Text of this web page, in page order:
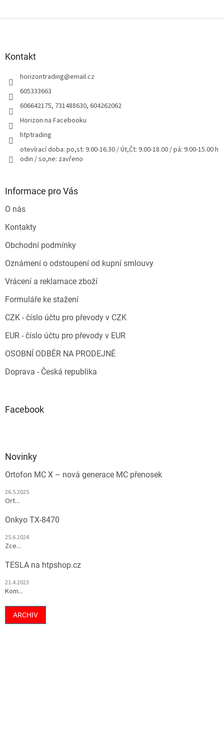
Kontakt
horizontrading@email.cz
605333663
606642175, 731488630, 604262062
Horizon na Facebooku
htptrading
otevírací doba: po,st: 9.00-16.30 / Út,Čt: 9.00-18.00 / pá: 9.00-15.00 h
odin / so,ne: zavřeno
Informace pro Vás
O nás
Kontakty
Obchodní podmínky
Oznámení o odstoupení od kupní smlouvy
Vrácení a reklamace zboží
Formuláře ke stažení
CZK - číslo účtu pro převody v CZK
EUR - číslo účtu pro převody v EUR
OSOBNÍ ODBĚR NA PRODEJNĚ
Doprava - Česká republika
Facebook
Novinky
Ortofon MC X – nová generace MC přenosek
26.5.2025
Ort...
Onkyo TX-8470
25.6.2024
Zce...
TESLA na htpshop.cz
21.4.2023
Kom...
ARCHIV